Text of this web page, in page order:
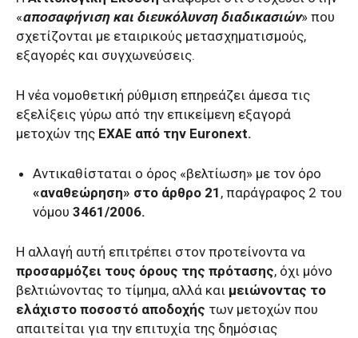
«αποσαφήνιση και διευκόλυνση διαδικασιών» που
σχετίζονται με εταιρικούς μετασχηματισμούς,
εξαγορές και συγχωνεύσεις.
Η νέα νομοθετική ρύθμιση επηρεάζει άμεσα τις
εξελίξεις γύρω από την επικείμενη εξαγορά
μετοχών της ΕΧΑΕ από την Euronext.
Αντικαθίσταται ο όρος «βελτίωση» με τον όρο
«αναθεώρηση» στο άρθρο 21 , παράγραφος 2 του
νόμου 3461/2006.
Η αλλαγή αυτή επιτρέπει στον προτείνοντα να
προσαρμόζει τους όρους της πρότασης, όχι μόνο
βελτιώνοντας το τίμημα, αλλά και μειώνοντας το
ελάχιστο ποσοστό αποδοχής των μετοχών που
απαιτείται για την επιτυχία της δημόσιας